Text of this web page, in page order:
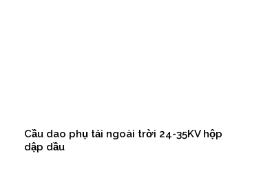
Cầu dao phụ tải ngoài trời 24-35KV hộp
dập dầu